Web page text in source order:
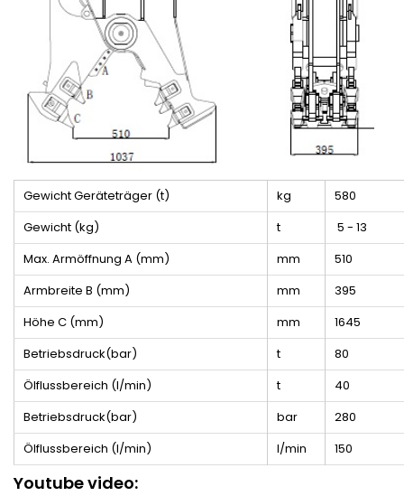
Gewicht Geräteträger (t) kg
580
Gewicht (kg)
t
5 - 13
Max. Armöffnung A (mm)
mm
510
Armbreite B (mm)
mm
395
Höhe C (mm)
mm
1645
Betriebsdruck(bar)
t
80
Ölflussbereich (l/min)
t
40
Betriebsdruck(bar)
bar
280
Ölflussbereich (l/min)
l/min 150
Youtube video: